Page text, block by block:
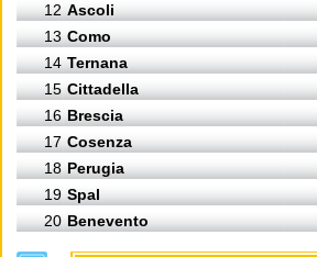
12 Ascoli
13 Como
14 Ternana
15 Cittadella
16 Brescia
17 Cosenza
18 Perugia
19 Spal
20 Benevento